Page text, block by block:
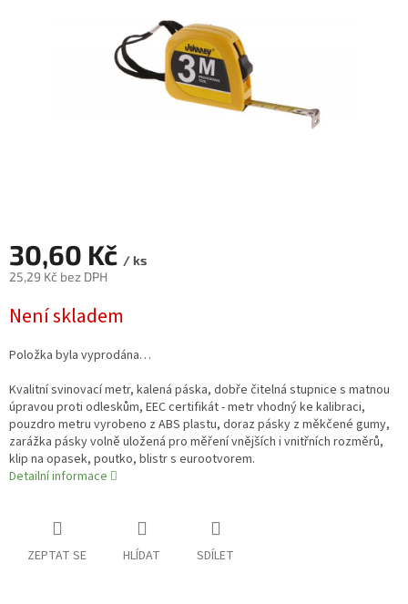
30,60 Kč / ks
25,29 Kč bez DPH
cena:
Není skladem
Položka byla vyprodána…
Kvalitní svinovací metr, kalená páska, dobře čitelná stupnice s matnou
úpravou proti odleskům, EEC certifikát - metr vhodný ke kalibraci,
pouzdro metru vyrobeno z ABS plastu, doraz pásky z měkčené gumy,
zarážka pásky volně uložená pro měření vnějších i vnitřních rozměrů,
klip na opasek, poutko, blistr s eurootvorem.
Detailní informace
ZEPTAT SE HLÍDAT SDÍLET